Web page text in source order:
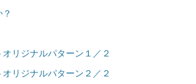
リジナルパターン１／２
リジナルパターン２／２